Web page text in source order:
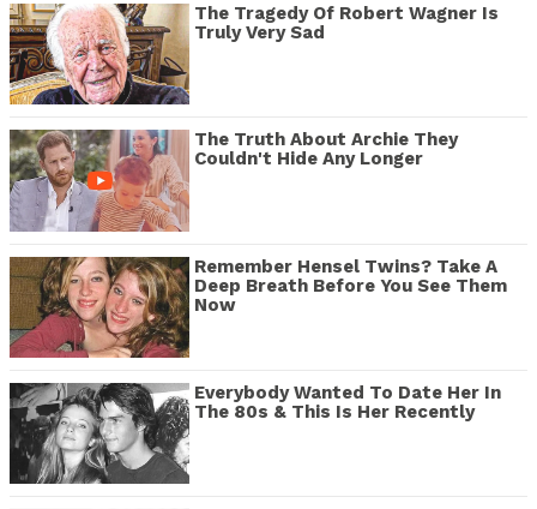
The Tragedy Of Robert Wagner Is
Truly Very Sad
The Truth About Archie They
Couldn't Hide Any Longer
Remember Hensel Twins? Take A
Deep Breath Before You See Them
Now
Everybody Wanted To Date Her In
The 80s & This Is Her Recently